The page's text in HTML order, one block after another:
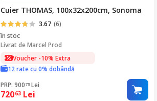
Cuier THOMAS, 100x32x200cm, Sonoma
3.67 (6)
în stoc
Livrat deMarcel Prod
Voucher -10% Extra
12 rate cu 0% dobândă
PRP: 900 78 Lei
72063 Lei